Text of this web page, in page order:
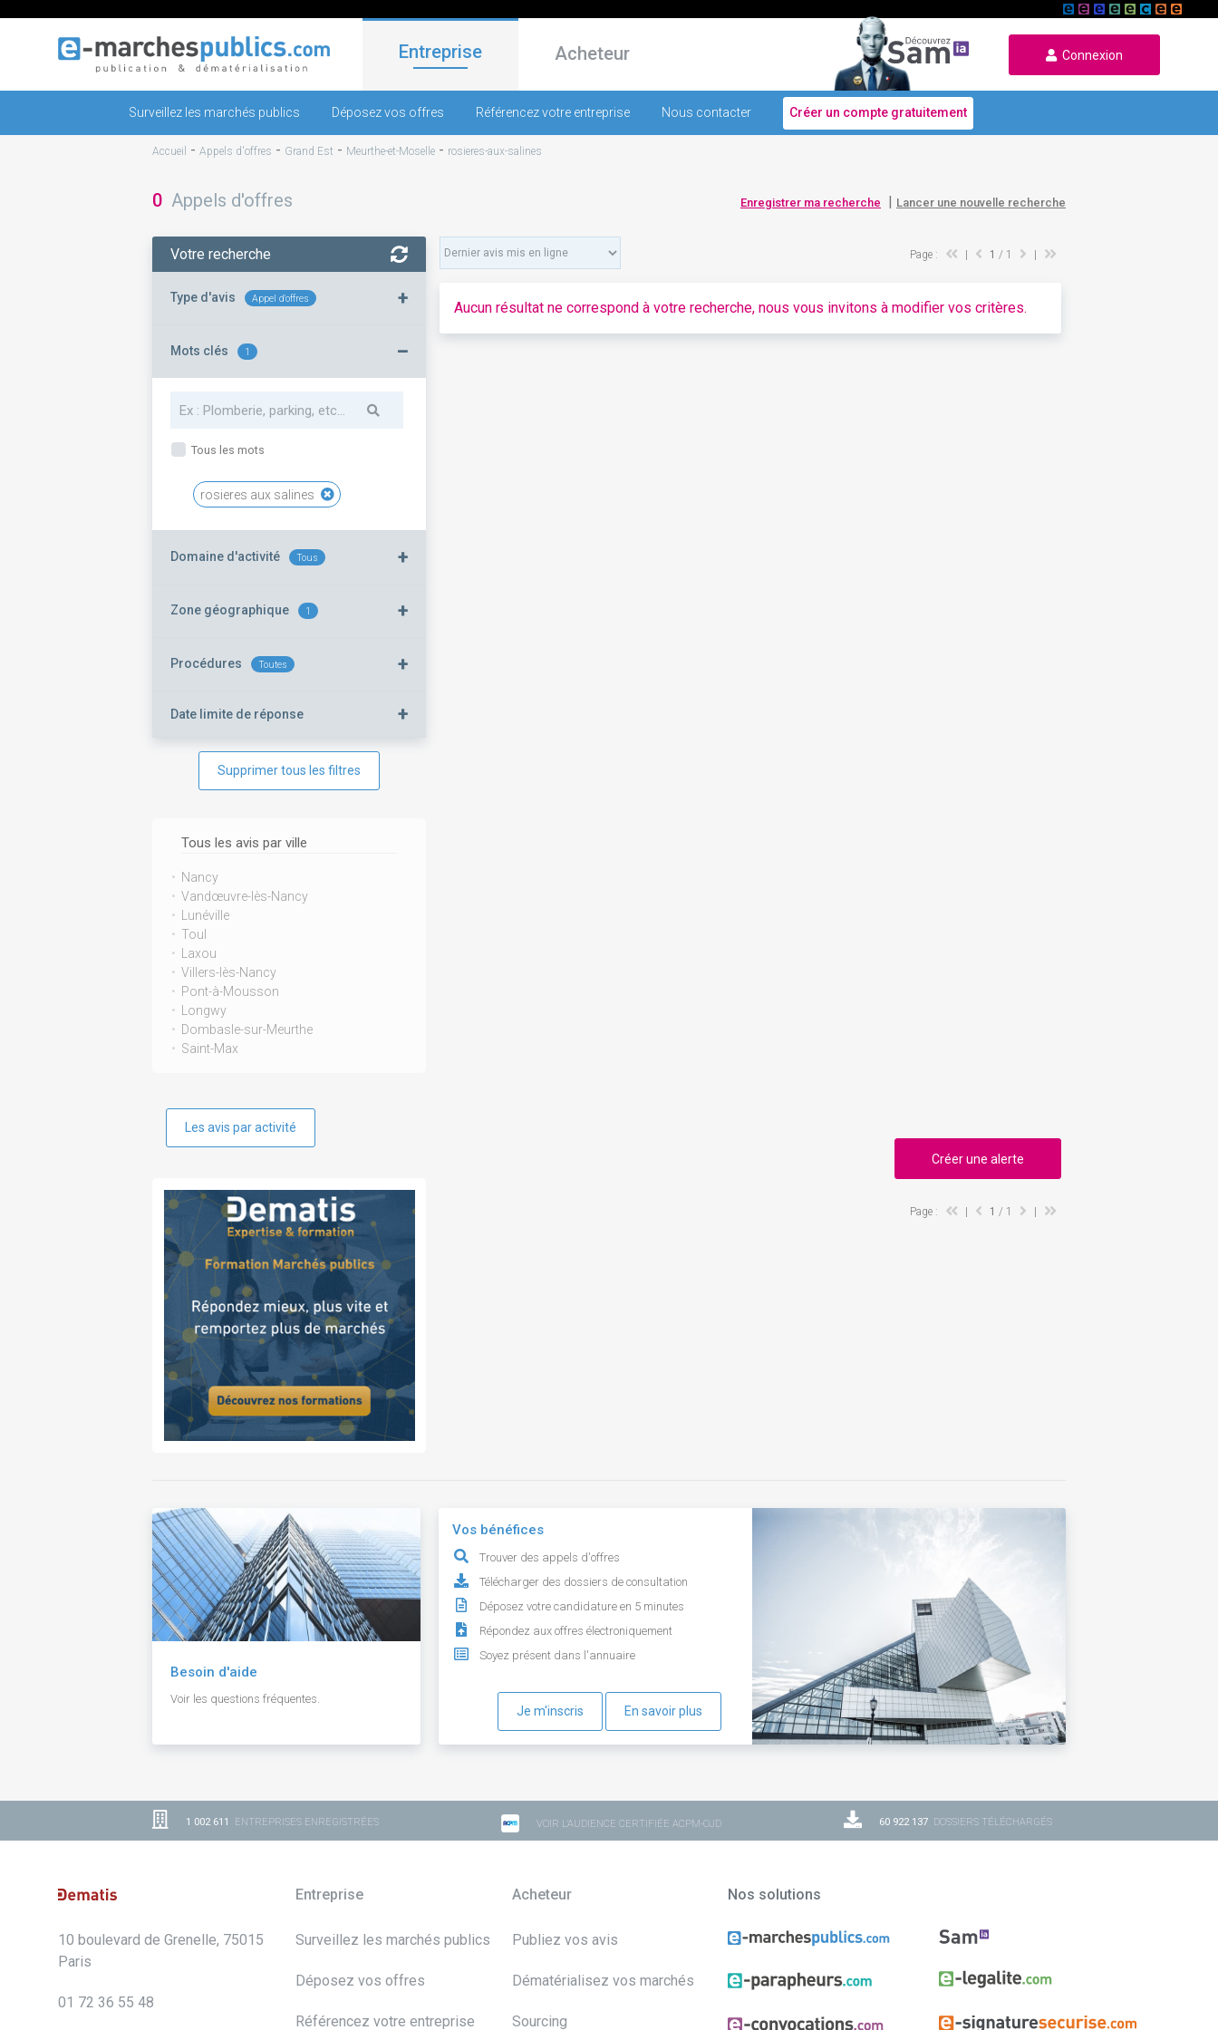
Entreprise Acheteur Connexion
Surveillez les marchés publics Déposez vos offres Référencez votre entreprise Nous contacter Créer un compte gratuitement
Accueil - Appels d'offres - Grand Est - Meurthe-et-Moselle - rosieres-aux-salines
0 Appels d'offres Enregistrer ma recherche | Lancer une nouvelle recherche
Votre recherche
Type d'avis Appel d'offres +
Mots clés 1 –
Tous les mots
rosieres aux salines
Domaine d'activité Tous +
Zone géographique 1 +
Procédures Toutes +
Date limite de réponse +
Supprimer tous les filtres
Tous les avis par ville
Nancy
Vandœuvre-lès-Nancy
Lunéville
Toul
Laxou
Villers-lès-Nancy
Pont-à-Mousson
Longwy
Dombasle-sur-Meurthe
Saint-Max
Les avis par activité
Page : 1 / 1
Aucun résultat ne correspond à votre recherche, nous vous invitons à modifier vos critères.
Créer une alerte
Page : 1 / 1
Besoin d'aide
Voir les questions fréquentes.
Vos bénéfices
Trouver des appels d'offres
Télécharger des dossiers de consultation
Déposez votre candidature en 5 minutes
Répondez aux offres électroniquement
Soyez présent dans l'annuaire
Je m'inscris En savoir plus
1 002 611 ENTREPRISES ENREGISTRÉES VOIR L'AUDIENCE CERTIFIÉE ACPM-OJD 60 922 137 DOSSIERS TÉLÉCHARGÉS
10 boulevard de Grenelle, 75015
Paris
01 72 36 55 48
Entreprise
Surveillez les marchés publics
Déposez vos offres
Référencez votre entreprise
Acheteur
Publiez vos avis
Dématérialisez vos marchés
Sourcing
Nos solutions